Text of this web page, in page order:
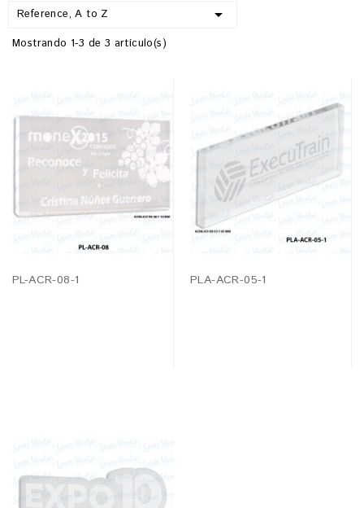
Reference, A to Z 
Mostrando 1-3 de 3 artículo(s)
PL-ACR-08-1 PLA-ACR-05-1